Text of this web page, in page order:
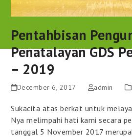
Pentahbisan
Penatalayan GDS
– 2019
December 6, 2017 admin
Sukacita atas berkat untuk
Nya melimpahi hati kami secara
tanggal 5 November 2017